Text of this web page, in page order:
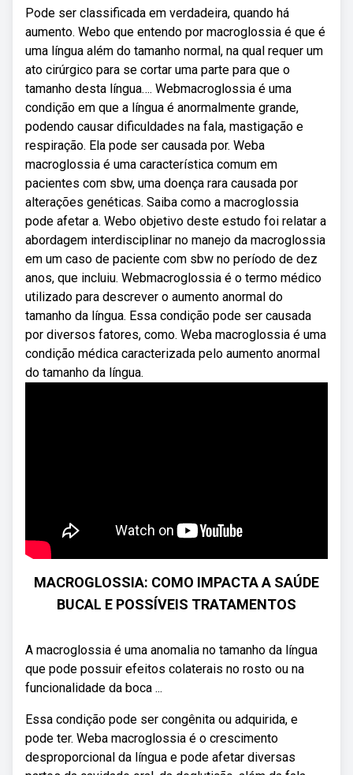
Pode ser classificada em verdadeira, quando há
aumento. Webo que entendo por macroglossia é que é
uma língua além do tamanho normal, na qual requer um
ato cirúrgico para se cortar uma parte para que o
tamanho desta língua…. Webmacroglossia é uma
condição em que a língua é anormalmente grande,
podendo causar dificuldades na fala, mastigação e
respiração. Ela pode ser causada por. Weba
macroglossia é uma característica comum em
pacientes com sbw, uma doença rara causada por
alterações genéticas. Saiba como a macroglossia
pode afetar a. Webo objetivo deste estudo foi relatar a
abordagem interdisciplinar no manejo da macroglossia
em um caso de paciente com sbw no período de dez
anos, que incluiu. Webmacroglossia é o termo médico
utilizado para descrever o aumento anormal do
tamanho da língua. Essa condição pode ser causada
por diversos fatores, como. Weba macroglossia é uma
condição médica caracterizada pelo aumento anormal
do tamanho da língua.
MACROGLOSSIA: COMO IMPACTA A SAÚDE
BUCAL E POSSÍVEIS TRATAMENTOS
A macroglossia é uma anomalia no tamanho da língua
que pode possuir efeitos colaterais no rosto ou na
funcionalidade da boca ...
Essa condição pode ser congênita ou adquirida, e
pode ter. Weba macroglossia é o crescimento
desproporcional da língua e pode afetar diversas